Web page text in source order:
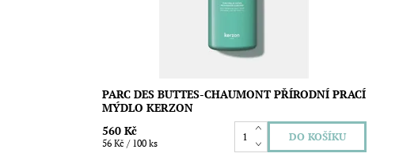
Kerzon Paris
PARC DES BUTTES-CHAUMONT PŘÍRODNÍ PRACÍ
MÝDLO KERZON
560 Kč
56 Kč / 100 ks